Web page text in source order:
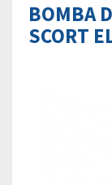
BOMBA
SCORT